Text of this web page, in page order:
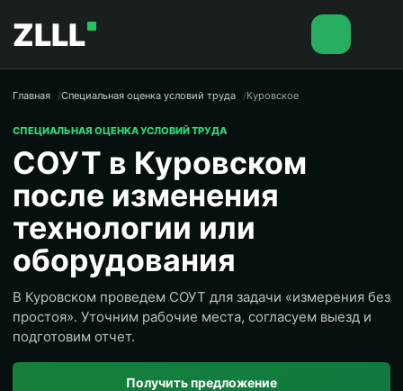
ZLLL
Главная Специальная оценка условий труда Куровское
СПЕЦИАЛЬНАЯ ОЦЕНКА УСЛОВИЙ ТРУДА
СОУТ в Куровском
после изменения
технологии или
оборудования
В Куровском проведем СОУТ для задачи «измерения без
простоя». Уточним рабочие места, согласуем выезд и
подготовим отчет.
Получить предложение